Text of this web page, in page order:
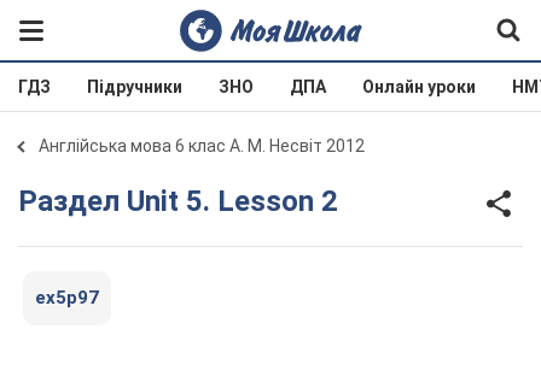
ГДЗ Підручники ЗНО ДПА Онлайн уроки
Англійська мова 6 клас А. М. Несвіт 2012
Раздел Unit 5. Lesson 2
ex5p97